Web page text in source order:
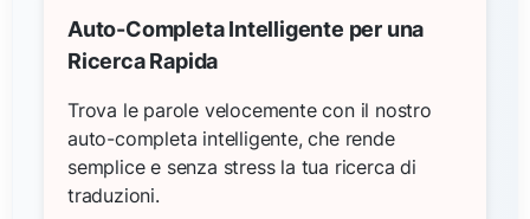
Auto-Completa Intelligente per una
Ricerca Rapida
Trova le parole velocemente con il nostro
auto-completa intelligente, che rende
semplice e senza stress la tua ricerca di
traduzioni.